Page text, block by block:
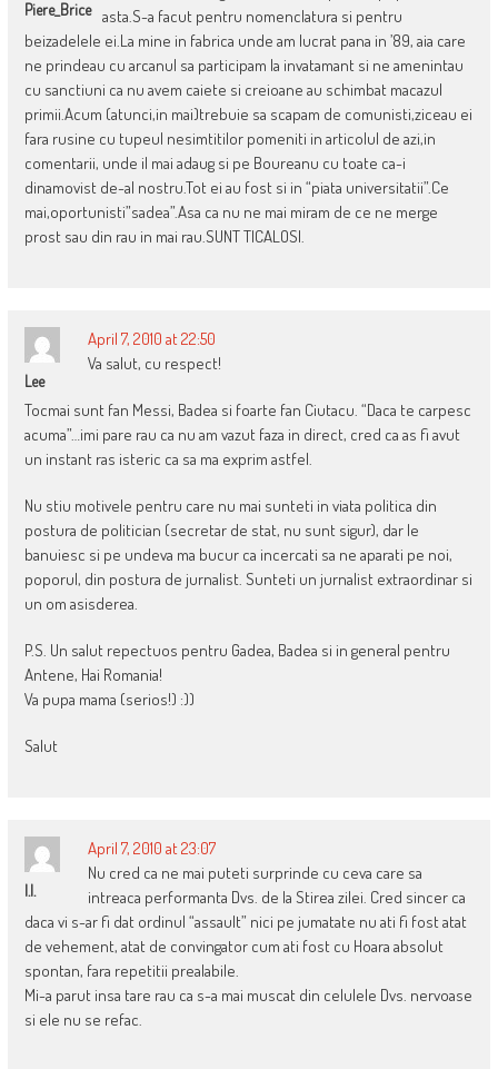
Piere_Brice
asta.S-a facut pentru nomenclatura si pentru
beizadelele ei.La mine in fabrica unde am lucrat pana in ’89, aia care
ne prindeau cu arcanul sa participam la invatamant si ne amenintau
cu sanctiuni ca nu avem caiete si creioane au schimbat macazul
primii.Acum (atunci,in mai)trebuie sa scapam de comunisti,ziceau ei
fara rusine cu tupeul nesimtitilor pomeniti in articolul de azi,in
comentarii, unde il mai adaug si pe Boureanu cu toate ca-i
dinamovist de-al nostru.Tot ei au fost si in “piata universitatii”.Ce
mai,oportunisti”sadea”.Asa ca nu ne mai miram de ce ne merge
prost sau din rau in mai rau.SUNT TICALOSI.
Lee
April 7, 2010 at 22:50
Va salut, cu respect!
Tocmai sunt fan Messi, Badea si foarte fan Ciutacu. “Daca te carpesc
acuma”…imi pare rau ca nu am vazut faza in direct, cred ca as fi avut
un instant ras isteric ca sa ma exprim astfel.
Nu stiu motivele pentru care nu mai sunteti in viata politica din
postura de politician (secretar de stat, nu sunt sigur), dar le
banuiesc si pe undeva ma bucur ca incercati sa ne aparati pe noi,
poporul, din postura de jurnalist. Sunteti un jurnalist extraordinar si
un om asisderea.
P.S. Un salut repectuos pentru Gadea, Badea si in general pentru
Antene, Hai Romania!
Va pupa mama (serios!) :))
Salut
I.I.
April 7, 2010 at 23:07
Nu cred ca ne mai puteti surprinde cu ceva care sa
intreaca performanta Dvs. de la Stirea zilei. Cred sincer ca
daca vi s-ar fi dat ordinul “assault” nici pe jumatate nu ati fi fost atat
de vehement, atat de convingator cum ati fost cu Hoara absolut
spontan, fara repetitii prealabile.
Mi-a parut insa tare rau ca s-a mai muscat din celulele Dvs. nervoase
si ele nu se refac.